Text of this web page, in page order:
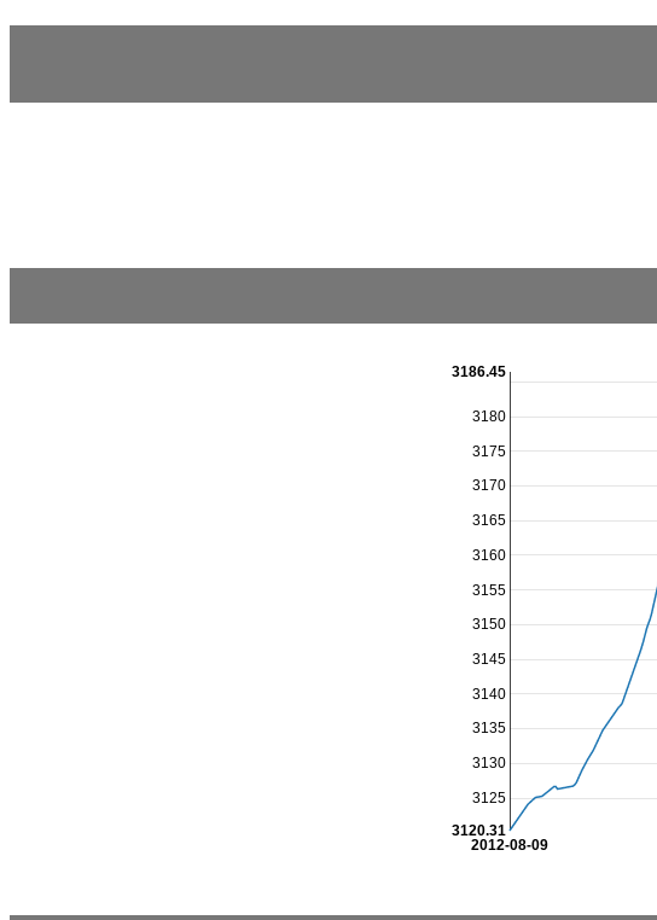
2012-08-09
3125
3130
3135
3140
3145
3150
3155
3160
3165
3170
3175
3180
3120.31
3186.45